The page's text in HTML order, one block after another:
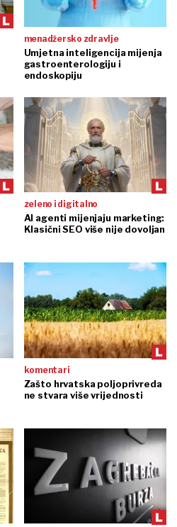
menadžersko zdravlje
Umjetna inteligencija mijenja
gastroenterologiju i
endoskopiju
zeleno i digitalno
AI agenti mijenjaju marketing:
Klasični SEO više nije dovoljan
komentari
Zašto hrvatska poljoprivreda
ne stvara više vrijednosti